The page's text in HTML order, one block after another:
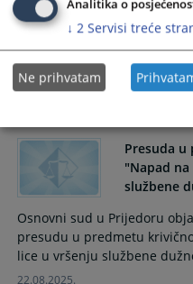
postojanja osnovane
„Sprečavanje dokazivanja“.
Presuda
"Napad
službene
Osnovni sud u Prijedoru
presudu u predmetu
lice u vršenju službene
22.08.2025.
Analitika o
↓ 2 Servisi treće
Ne prihvatam